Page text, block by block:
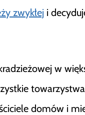
zwykłej i
w
domów i